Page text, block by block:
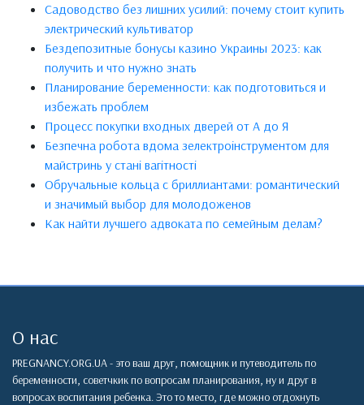
Садоводство без лишних усилий: почему стоит купить
электрический культиватор
Бездепозитные бонусы казино Украины 2023: как
получить и что нужно знать
Планирование беременности: как подготовиться и
избежать проблем
Процесс покупки входных дверей от А до Я
Безпечна робота вдома зелектроінструментом для
майстринь у стані вагітності
Обручальные кольца с бриллиантами: романтический
и значимый выбор для молодоженов
Как найти лучшего адвоката по семейным делам?
О нас
PREGNANCY.ORG.UA - это ваш друг, помощник и путеводитель по
беременности, советчкик по вопросам планирования, ну и друг в
вопросах воспитания ребенка. Это то место, где можно отдохнуть